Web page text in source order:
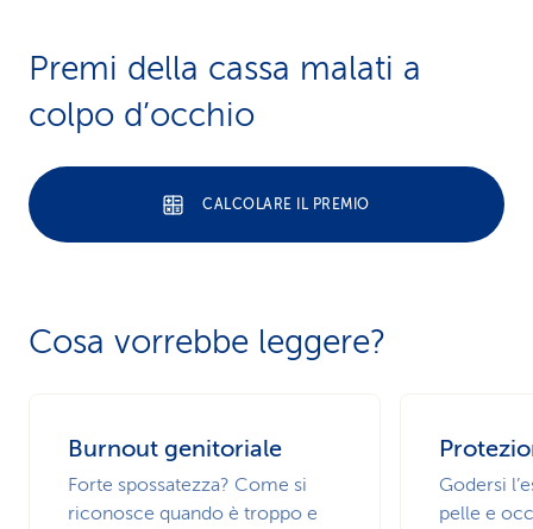
Premi della cassa malati a
colpo d’occhio
CALCOLARE IL PREMIO
Cosa vorrebbe leggere?
Burnout genitoriale
Forte spossatezza? Come si
riconosce quando è troppo e
Godersi
pelle e